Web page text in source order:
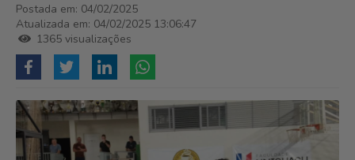
Postada em: 04/02/2025
Atualizada em: 04/02/2025 13:06:47
1365 visualizações